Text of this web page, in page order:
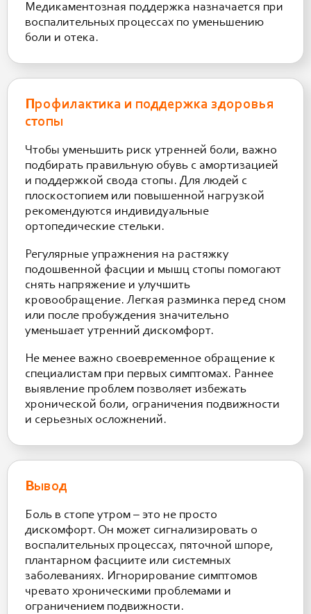
Медикаментозная поддержка назначается при
воспалительных процессах по уменьшению
боли и отека.
Профилактика и поддержка здоровья
стопы
Чтобы уменьшить риск утренней боли, важно
подбирать правильную обувь с амортизацией
и поддержкой свода стопы. Для людей с
плоскостопием или повышенной нагрузкой
рекомендуются индивидуальные
ортопедические стельки.
Регулярные упражнения на растяжку
подошвенной фасции и мышц стопы помогают
снять напряжение и улучшить
кровообращение. Легкая разминка перед сном
или после пробуждения значительно
уменьшает утренний дискомфорт.
Не менее важно своевременное обращение к
специалистам при первых симптомах. Раннее
выявление проблем позволяет избежать
хронической боли, ограничения подвижности
и серьезных осложнений.
Вывод
Боль в стопе утром – это не просто
дискомфорт. Он может сигнализировать о
воспалительных процессах, пяточной шпоре,
плантарном фасциите или системных
заболеваниях. Игнорирование симптомов
чревато хроническими проблемами и
ограничением подвижности.